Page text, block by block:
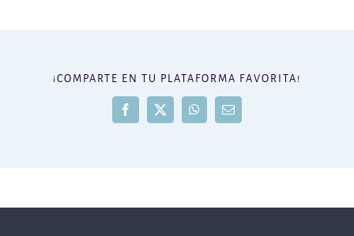
¡COMPARTE EN TU PLATAFORMA FAVORITA!
Facebook
X WhatsAppCorreo